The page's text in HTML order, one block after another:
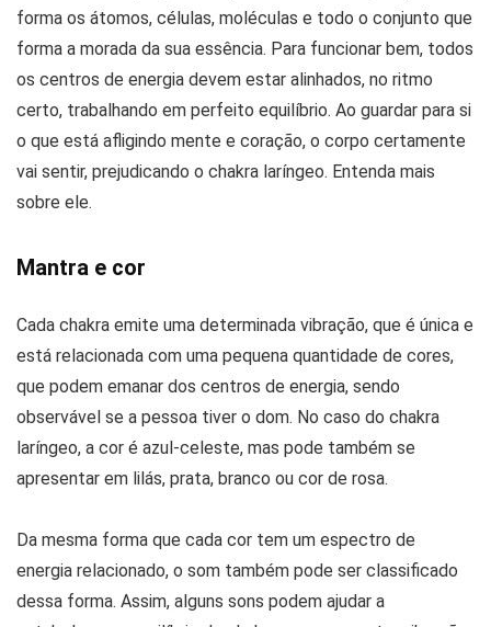
forma os átomos, células, moléculas e todo o conjunto que
forma a morada da sua essência. Para funcionar bem, todos
os centros de energia devem estar alinhados, no ritmo
certo, trabalhando em perfeito equilíbrio. Ao guardar para si
o que está afligindo mente e coração, o corpo certamente
vai sentir, prejudicando o chakra laríngeo. Entenda mais
sobre ele.
Mantra e cor
Cada chakra emite uma determinada vibração, que é única e
está relacionada com uma pequena quantidade de cores,
que podem emanar dos centros de energia, sendo
observável se a pessoa tiver o dom. No caso do chakra
laríngeo, a cor é azul-celeste, mas pode também se
apresentar em lilás, prata, branco ou cor de rosa.
Da mesma forma que cada cor tem um espectro de
energia relacionado, o som também pode ser classificado
dessa forma. Assim, alguns sons podem ajudar a